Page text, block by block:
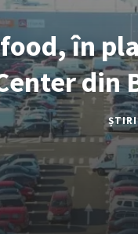
în
din
ȘTIRI